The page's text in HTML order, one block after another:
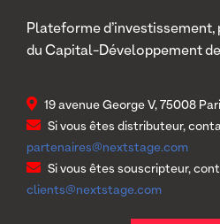
Plateforme
du Capital-Développement
19 avenue George V, 75008
Si vous êtes distributeur,
partenaires@nextstage.com
Si vous êtes souscripteur,
clients@nextstage.com